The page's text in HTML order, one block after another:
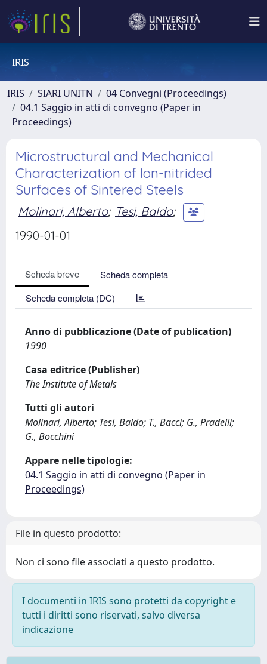
IRIS
IRIS SIARI UNITN
04 Convegni (Proceedings)
04.1 Saggio in atti di convegno (Paper in
Proceedings)
Microstructural and Mechanical
Characterization of Ion-nitrided
Surfaces of Sintered Steels
Molinari, Alberto; Tesi, Baldo;
1990-01-01
Scheda breve
Scheda completa
Scheda completa (DC)
Anno di pubblicazione (Date of publication)
1990
Casa editrice (Publisher)
The Institute of Metals
Tutti gli autori
Molinari, Alberto; Tesi, Baldo; T., Bacci; G., Pradelli;
G., Bocchini
Appare nelle tipologie:
04.1 Saggio in atti di convegno (Paper in
Proceedings)
File in questo prodotto:
Non ci sono file associati a questo prodotto.
I documenti in IRIS sono protetti da copyright e
tutti i diritti sono riservati, salvo diversa
indicazione